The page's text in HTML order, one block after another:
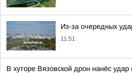
Из-за очередных
11:51
В хуторе Вязовской дрон нанёс